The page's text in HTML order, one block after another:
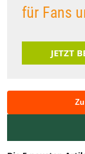
für Fans
JETZT